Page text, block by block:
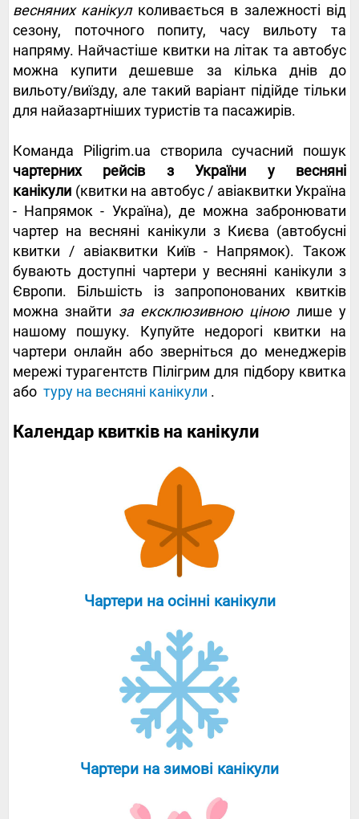
весняних канікулколивається в залежності від
сезону, поточного попиту, часу вильоту та
напряму. Найчастіше квитки на літак та автобус
можна купити дешевше за кілька днів до
вильоту/виїзду, але такий варіант підійде тільки
для найазартніших туристів та пасажирів.
Команда Piligrim.ua створила сучасний пошук
чартерних рейсів з України у весняні
канікули (квитки на автобус / авіаквитки Україна
- Напрямок - Україна), де можна забронювати
чартер на весняні канікули з Києва (автобусні
квитки / авіаквитки Київ - Напрямок). Також
бувають доступні чартери у весняні канікули з
Європи. Більшість із запропонованих квитків
можна знайти за ексклюзивною ціноюлише у
нашому пошуку. Купуйте недорогі квитки на
чартери онлайн або зверніться до менеджерів
мережі турагентств Пілігрим для підбору квитка
або туру на весняні канікули .
Календар квитків на канікули
Чартери на осінні канікули
Чартери на зимові канікули